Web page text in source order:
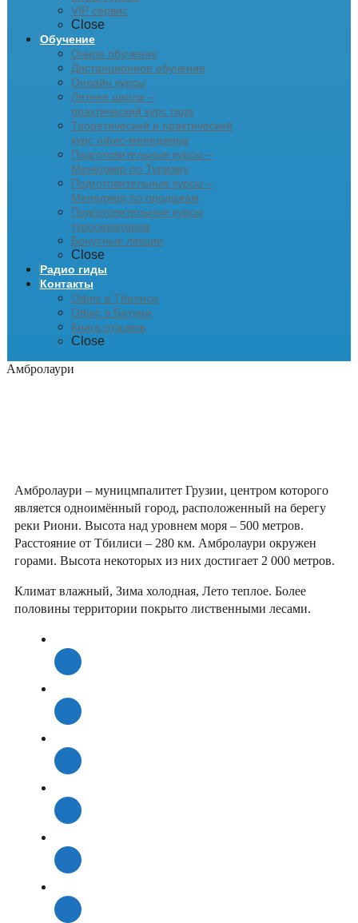
VIP сервис
Close
Обучение
Очное обучение
Дистанционное обучение
Онлайн курсы
Летняя школа –
практический курс гида
Теоретический и практический
курс офис-менеджера
Подготовительные курсы –
Менеджер по Туризму
Подготовительные курсы –
Менеджер по продажам
Подготовительные курсы
туроператоров
Бонусные лекции
Close
Радио гиды
Контакты
Офис в Тбилиси
Офис в Батуми
Книга отзывов
Close
Амбролаури
Амбролаури – муницмпалитет Грузии, центром которого
является одноимённый город, расположенный на берегу
реки Риони. Высота над уровнем моря – 500 метров.
Расстояние от Тбилиси – 280 км. Амбролаури окружен
горами. Высота некоторых из них достигает 2 000 метров.
Климат влажный, Зима холодная, Лето теплое. Более
половины территории покрыто лиственными лесами.